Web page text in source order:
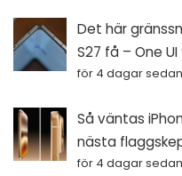
Det här
S27 få – One UI
för 4 dagar sedan
Så väntas
nästa
för 4 dagar sedan